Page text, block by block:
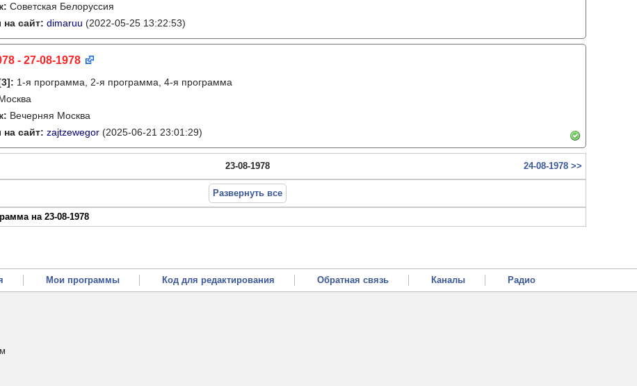
Советская Белоруссия
сайт: dimaruu (2022-05-25 13:22:53)
- 27-08-1978
: 1-я программа, 2-я программа, 4-я программа
Вечерняя Москва
сайт: zajtzewegor (2025-06-21 23:01:29)
23-08-1978 24-08-1978 >>
Развернуть все
на 23-08-1978
Мои программы Код для редактирования Обратная связь Каналы Радио